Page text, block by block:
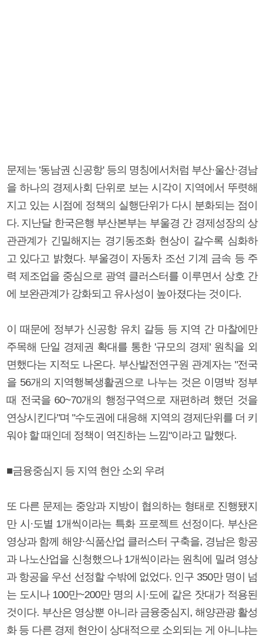
문제는 '동남권 신공항' 등의 명칭에서처럼 부산·울산·경남
을 하나의 경제사회 단위로 보는 시각이 지역에서 뚜렷해
지고 있는 시점에 정책의 실행단위가 다시 분화되는 점이
다. 지난달 한국은행 부산본부는 부울경 간 경제성장의 상
관관계가 긴밀해지는 경기동조화 현상이 갈수록 심화하
고 있다고 밝혔다. 부울경이 자동차 조선 기계 금속 등 주
력 제조업을 중심으로 광역 클러스터를 이루면서 상호 간
에 보완관계가 강화되고 유사성이 높아졌다는 것이다.
이 때문에 정부가 신공항 유치 갈등 등 지역 간 마찰에만
주목해 단일 경제권 확대를 통한 '규모의 경제' 원칙을 외
면했다는 지적도 나온다. 부산발전연구원 관계자는 "전국
을 56개의 지역행복생활권으로 나누는 것은 이명박 정부
때 전국을 60~70개의 행정구역으로 재편하려 했던 것을
연상시킨다"며 "수도권에 대응해 지역의 경제단위를 더 키
워야 할 때인데 정책이 역진하는 느낌"이라고 말했다.
■금융중심지 등 지역 현안 소외 우려
또 다른 문제는 중앙과 지방이 협의하는 형태로 진행됐지
만 시·도별 1개씩이라는 특화 프로젝트 선정이다. 부산은
영상과 함께 해양·식품산업 클러스터 구축을, 경남은 항공
과 나노산업을 신청했으나 1개씩이라는 원칙에 밀려 영상
과 항공을 우선 선정할 수밖에 없었다. 인구 350만 명이 넘
는 도시나 100만~200만 명의 시·도에 같은 잣대가 적용된
것이다. 부산은 영상뿐 아니라 금융중심지, 해양관광 활성
화 등 다른 경제 현안이 상대적으로 소외되는 게 아니냐는